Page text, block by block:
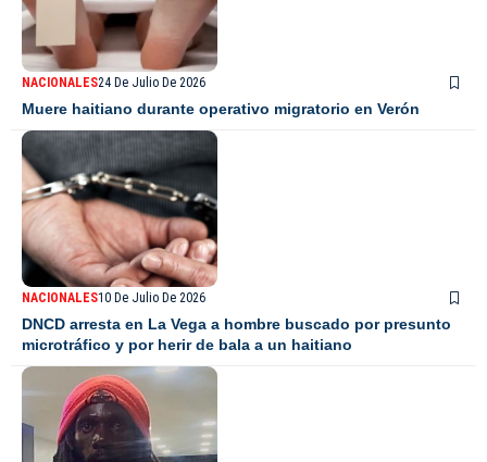
NACIONALES24 De Julio De 2026
Muere haitiano durante operativo migratorio en Verón
NACIONALES10 De Julio De 2026
DNCD arresta en La Vega a hombre buscado por presunto
microtráfico y por herir de bala a un haitiano